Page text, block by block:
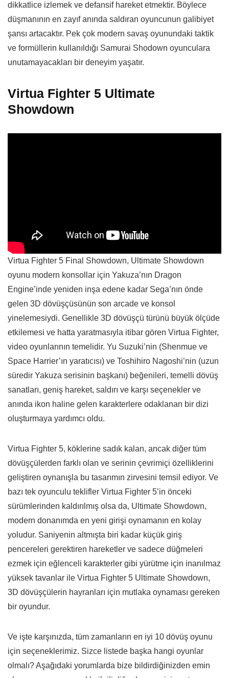
dikkatlice izlemek ve defansif hareket etmektir. Böylece
düşmanının en zayıf anında saldıran oyuncunun galibiyet
şansı artacaktır. Pek çok modern savaş oyunundaki taktik
ve formüllerin kullanıldığı Samurai Shodown oyunculara
unutamayacakları bir deneyim yaşatır.
Virtua Fighter 5 Ultimate
Showdown
Virtua Fighter 5 Final Showdown, Ultimate Showdown
oyunu modern konsollar için Yakuza’nın Dragon
Engine’inde yeniden inşa edene kadar Sega’nın önde
gelen 3D dövüşçüsünün son arcade ve konsol
yinelemesiydi. Genellikle 3D dövüşçü türünü büyük ölçüde
etkilemesi ve hatta yaratmasıyla itibar gören Virtua Fighter,
video oyunlarının temelidir. Yu Suzuki’nin (Shenmue ve
Space Harrier’ın yaratıcısı) ve Toshihiro Nagoshi’nin (uzun
süredir Yakuza serisinin başkanı) beğenileri, temelli dövüş
sanatları, geniş hareket, saldırı ve karşı seçenekler ve
anında ikon haline gelen karakterlere odaklanan bir dizi
oluşturmaya yardımcı oldu.
Virtua Fighter 5, köklerine sadık kalan, ancak diğer tüm
dövüşçülerden farklı olan ve serinin çevrimiçi özelliklerini
geliştiren oynanışla bu tasarımın zirvesini temsil ediyor. Ve
bazı tek oyunculu teklifler Virtua Fighter 5’in önceki
sürümlerinden kaldırılmış olsa da, Ultimate Showdown,
modern donanımda en yeni girişi oynamanın en kolay
yoludur. Saniyenin altmışta biri kadar küçük giriş
pencereleri gerektiren hareketler ve sadece düğmeleri
ezmek için eğlenceli karakterler gibi yürütme için inanılmaz
yüksek tavanlar ile Virtua Fighter 5 Ultimate Showdown,
3D dövüşçülerin hayranları için mutlaka oynaması gereken
bir oyundur.
Ve işte karşınızda, tüm zamanların en iyi 10 dövüş oyunu
için seçeneklerimiz. Sizce listede başka hangi oyunlar
olmalı? Aşağıdaki yorumlarda bize bildirdiğinizden emin